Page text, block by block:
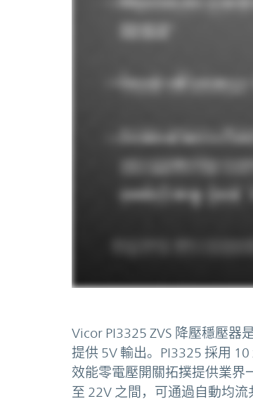
Vicor PI3325 ZVS 降壓穩壓器
提供 5V 輸出。PI3325 採用
效能零電壓開關拓撲提供業界
至 22V 之間，可通過自動均